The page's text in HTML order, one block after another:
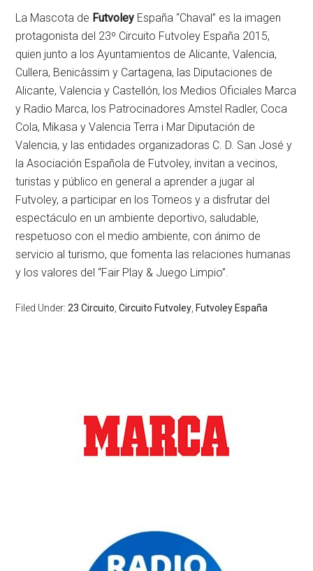
La Mascota de Futvoley España “Chaval” es la imagen
protagonista del 23º Circuito Futvoley España 2015,
quien junto a los Ayuntamientos de Alicante, Valencia,
Cullera, Benicàssim y Cartagena, las Diputaciones de
Alicante, Valencia y Castellón, los Medios Oficiales Marca
y Radio Marca, los Patrocinadores Amstel Radler, Coca
Cola, Mikasa y Valencia Terra i Mar Diputación de
Valencia, y las entidades organizadoras C. D. San José y
la Asociación Española de Futvoley, invitan a vecinos,
turistas y público en general a aprender a jugar al
Futvoley, a participar en los Torneos y a disfrutar del
espectáculo en un ambiente deportivo, saludable,
respetuoso con el medio ambiente, con ánimo de
servicio al turismo, que fomenta las relaciones humanas
y los valores del “Fair Play & Juego Limpio”.
Filed Under:23 Circuito ,Circuito Futvoley Futvoley España